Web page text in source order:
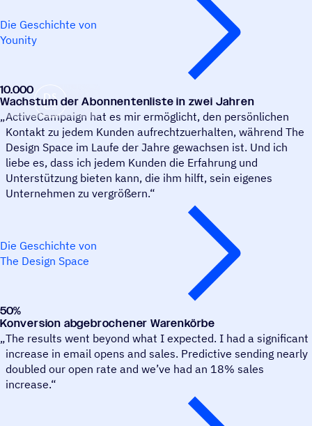
Die Geschichte von
Younity
The Design Space
10.000
Wachstum der Abonnentenliste in zwei Jahren
ActiveCampaign hat es mir ermöglicht, den persönlichen
Kontakt zu jedem Kunden aufrechtzuerhalten, während The
Design Space im Laufe der Jahre gewachsen ist. Und ich
liebe es, dass ich jedem Kunden die Erfahrung und
Unterstützung bieten kann, die ihm hilft, sein eigenes
Unternehmen zu vergrößern.“
Die Geschichte von
The Design Space
Desmistificando
50%
Konversion abgebrochener Warenkörbe
The results went beyond what I expected. I had a significant
increase in email opens and sales. Predictive sending nearly
doubled our open rate and we’ve had an 18% sales
increase.“